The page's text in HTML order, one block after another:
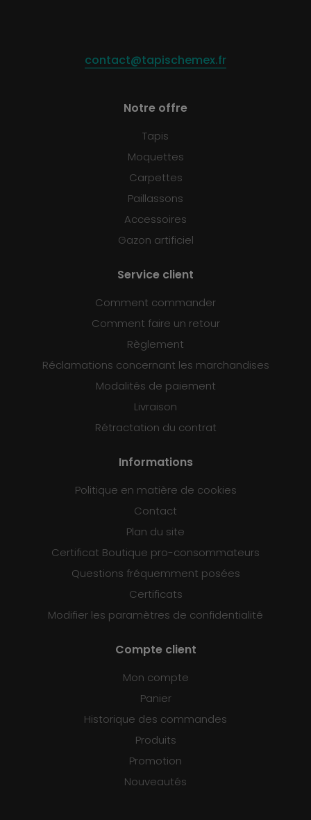
contact@tapischemex.fr
Notre offre
Tapis
Moquettes
Carpettes
Paillassons
Accessoires
Gazon artificiel
Service client
Comment commander
Comment faire un retour
Règlement
Réclamations concernant les marchandises
Modalités de paiement
Livraison
Rétractation du contrat
Informations
Politique en matière de cookies
Contact
Plan du site
Certificat Boutique pro-consommateurs
Questions fréquemment posées
Certificats
Modifier les paramètres de confidentialité
Compte client
Mon compte
Panier
Historique des commandes
Produits
Promotion
Nouveautés